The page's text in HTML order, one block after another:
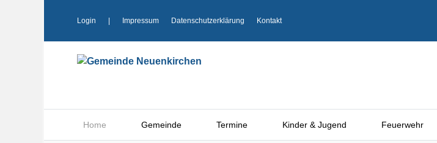
Login Impressum Datenschutzerklärung Kontakt
Home Gemeinde Termine Kinder & Jugend Feuerwehr